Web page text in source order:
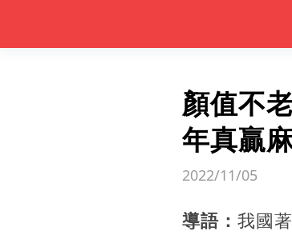
顏值不
年真贏
2022/11/05
導語： 我國